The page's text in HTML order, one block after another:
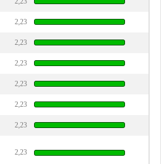
2,23
2,23
2,23
2,23
2,23
2,23
2,23